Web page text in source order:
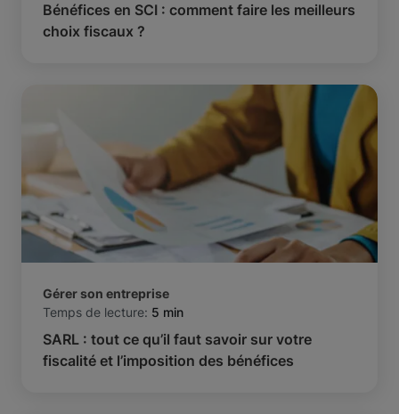
Bénéfices en SCI : comment faire les meilleurs
choix fiscaux ?
Gérer son entreprise
Temps de lecture: 5 min
SARL : tout ce qu’il faut savoir sur votre
fiscalité et l’imposition des bénéfices